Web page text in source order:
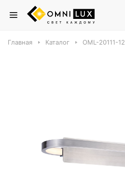
Главная Каталог OML-20111-